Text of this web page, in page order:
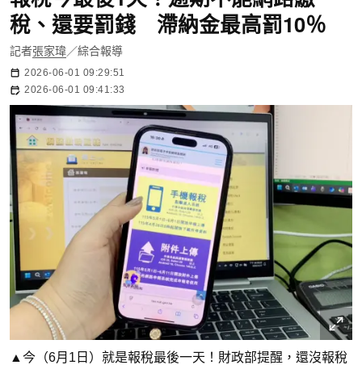
稅、還要罰錢 滯納金最高罰10％
記者張家瑋／綜合報導
2026-06-01 09:29:51
2026-06-01 09:41:33
▲今（6月1日）就是報稅最後一天！財政部提醒，還沒報稅